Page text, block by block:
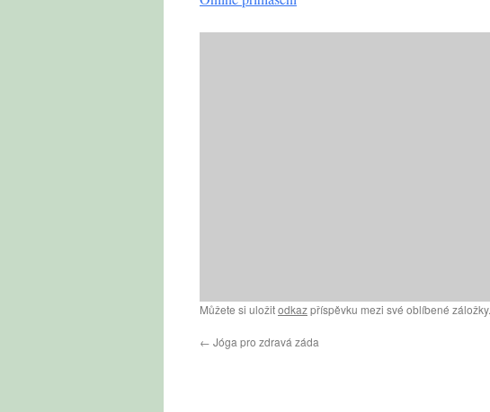
Můžete si uložitodkazpříspěvku mezi své oblíbené záložky.
← Jóga pro zdravá záda